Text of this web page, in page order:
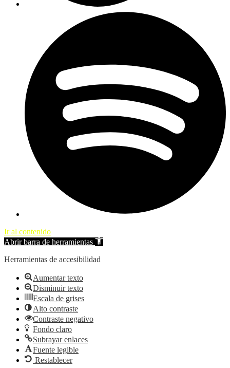
Ir al contenido
Abrir barra de herramientas
Herramientas de accesibilidad
Aumentar texto
Disminuir texto
Escala de grises
Alto contraste
Contraste negativo
Fondo claro
Subrayar enlaces
Fuente legible
Restablecer